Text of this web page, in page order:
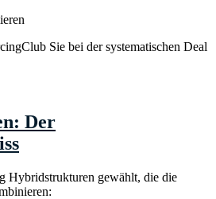
Sie bei der systematischen Deal
Der
Hybridstrukturen gewählt, die die